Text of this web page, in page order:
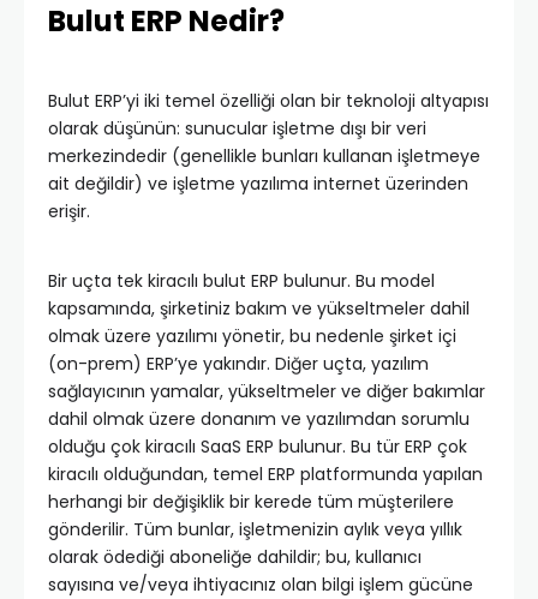
Bulut ERP Nedir?
Bulut ERP’yi iki temel özelliği olan bir teknoloji altyapısı
olarak düşünün: sunucular işletme dışı bir veri
merkezindedir (genellikle bunları kullanan işletmeye
ait değildir) ve işletme yazılıma internet üzerinden
erişir.
Bir uçta tek kiracılı bulut ERP bulunur. Bu model
kapsamında, şirketiniz bakım ve yükseltmeler dahil
olmak üzere yazılımı yönetir, bu nedenle şirket içi
(on-prem) ERP’ye yakındır. Diğer uçta, yazılım
sağlayıcının yamalar, yükseltmeler ve diğer bakımlar
dahil olmak üzere donanım ve yazılımdan sorumlu
olduğu çok kiracılı SaaS ERP bulunur. Bu tür ERP çok
kiracılı olduğundan, temel ERP platformunda yapılan
herhangi bir değişiklik bir kerede tüm müşterilere
gönderilir. Tüm bunlar, işletmenizin aylık veya yıllık
olarak ödediği aboneliğe dahildir; bu, kullanıcı
sayısına ve/veya ihtiyacınız olan bilgi işlem gücüne